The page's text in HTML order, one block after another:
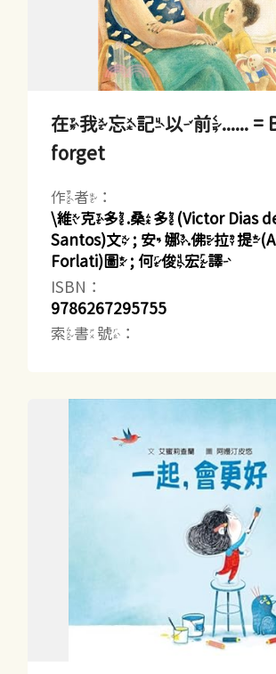
在我忘記以前...... =
forget
作者：
\維克多.桑多(Victor Dias
Santos)文 ; 安娜.佛拉提
Forlati)圖 ; 何俊宏譯
ISBN：
9786267295755
索書號：